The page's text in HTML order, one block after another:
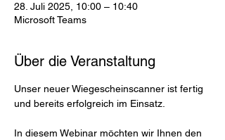
28. Juli 2025, 10:00 – 10:40
Microsoft Teams
Über die Veranstaltung
Unser neuer Wiegescheinscanner ist fertig
und bereits erfolgreich im Einsatz.
In diesem Webinar möchten wir Ihnen den